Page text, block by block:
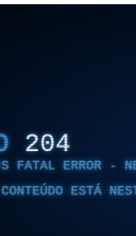
204
FATAL ERROR -
ESTÁ